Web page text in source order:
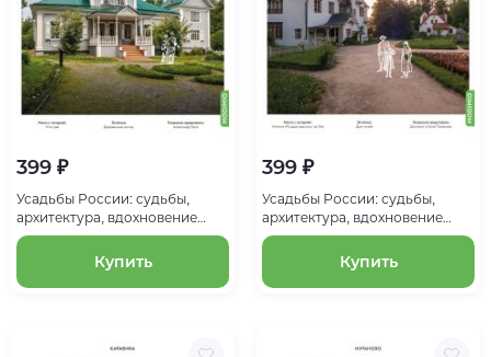
399 ₽
Усадьбы России: судьбы,
архитектура, вдохновение
№12, Усадьба Шахматово
Купить
399 ₽
Усадьбы России: судьбы,
архитектура, вдохновение
№10, Усадьба Поленово
Купить